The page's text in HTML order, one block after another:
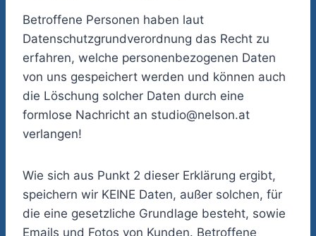
Betroffene Personen haben laut
Datenschutzgrundverordnung das Recht zu
erfahren, welche personenbezogenen Daten
von uns gespeichert werden und können auch
die Löschung solcher Daten durch eine
formlose Nachricht an studio@nelson.at
verlangen!
Wie sich aus Punkt 2 dieser Erklärung ergibt,
speichern wir KEINE Daten, außer solchen, für
die eine gesetzliche Grundlage besteht, sowie
Emails und Fotos von Kunden. Betroffene